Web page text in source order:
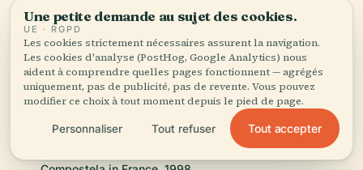
and Cultural Significance in Clermont-Ferrand, 2024
Visiting Basilica of Notre-Dame du Port in Clermont-
Ferrand: Hours, Tickets & Visitor Guide, 2024
UNESCO World Heritage: Routes of Santiago de
Une petite demande au sujet des cookies.
UE · RGPD
Les cookies strictement nécessaires assurent la navigation.
Les cookies d'analyse (PostHog, Google Analytics) nous
aident à comprendre quelles pages fonctionnent — agrégés
uniquement, pas de publicité, pas de revente. Vous pouvez
modifier ce choix à tout moment depuis le pied de page.
Personnaliser Tout refuser Tout accepter